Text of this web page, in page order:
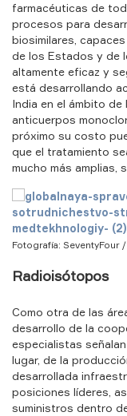
farmacéuticas de
procesos para
biosimilares,
de los Estados y de
altamente eficaz y
está desarrollando
India en el ámbito
anticuerpos
próximo su costo
que el tratamiento
mucho más amplias,
Fotografía: SeventyFour /
Radioisótopos
Como otra de las
desarrollo de la
especialistas
lugar, de la
desarrollada
posiciones líderes,
suministros dentro